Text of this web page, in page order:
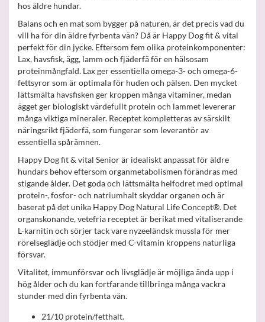
hos äldre hundar.
Balans och en mat som bygger på naturen, är det precis vad du
vill ha för din äldre fyrbenta vän? Då är Happy Dog fit & vital
perfekt för din jycke. Eftersom fem olika proteinkomponenter:
Lax, havsfisk, ägg, lamm och fjäderfä för en hälsosam
proteinmångfald. Lax ger essentiella omega-3- och omega-6-
fettsyror som är optimala för huden och pälsen. Den mycket
lättsmälta havsfisken ger kroppen många vitaminer, medan
ägget ger biologiskt värdefullt protein och lammet levererar
många viktiga mineraler. Receptet kompletteras av särskilt
näringsrikt fjäderfä, som fungerar som leverantör av
essentiella spårämnen.
Happy Dog fit & vital Senior är idealiskt anpassat för äldre
hundars behov eftersom organmetabolismen förändras med
stigande ålder. Det goda och lättsmälta helfodret med optimal
protein-, fosfor- och natriumhalt skyddar organen och är
baserat på det unika Happy Dog Natural Life Concept®. Det
organskonande, vetefria receptet är berikat med vitaliserande
L-karnitin och sörjer tack vare nyzeeländsk mussla för mer
rörelseglädje och stödjer med C-vitamin kroppens naturliga
försvar.
Vitalitet, immunförsvar och livsglädje är möjliga ända upp i
hög ålder och du kan fortfarande tillbringa många vackra
stunder med din fyrbenta vän.
21/10 protein/fetthalt.